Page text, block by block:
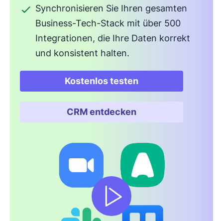
Synchronisieren Sie Ihren gesamten
Business-Tech-Stack mit über 500
Integrationen, die Ihre Daten korrekt
und konsistent halten.
Kostenlos testenIn neuem Fenster öffnen
CRM entdeckenIn neuem Fenster öffnen